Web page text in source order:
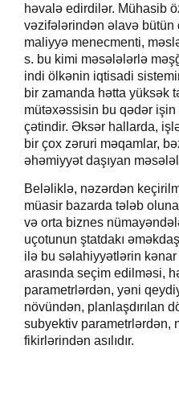
həvalə edirdilər. Mühasib
vəzifələrindən əlavə bütün
maliyyə menecmenti,
s. bu kimi məsələlərlə
indi ölkənin iqtisadi
bir zamanda hətta yüksək
mütəxəssisin bu qədər
çətindir. Əksər hallarda,
bir çox zəruri məqamlar,
əhəmiyyət daşıyan
Beləliklə, nəzərdən
müasir bazarda tələb
və orta biznes
uçotunun ştatdakı
ilə bu səlahiyyətlərin
arasında seçim edilməsi,
parametrlərdən, yəni
növündən, planlaşdırılan
subyektiv parametrlərdən,
fikirlərindən asılıdır.